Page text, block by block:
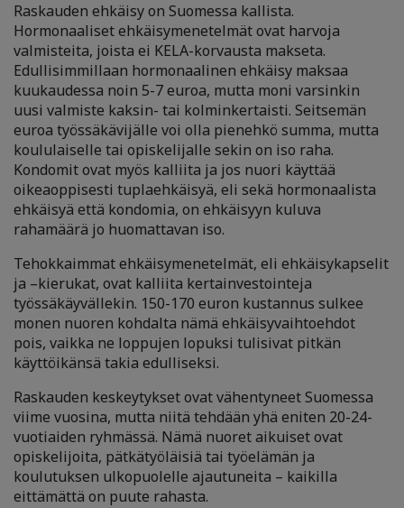
Raskauden ehkäisy on Suomessa kallista.
Hormonaaliset ehkäisymenetelmät ovat harvoja
valmisteita, joista ei KELA-korvausta makseta.
Edullisimmillaan hormonaalinen ehkäisy maksaa
kuukaudessa noin 5-7 euroa, mutta moni varsinkin
uusi valmiste kaksin- tai kolminkertaisti. Seitsemän
euroa työssäkävijälle voi olla pienehkö summa, mutta
koululaiselle tai opiskelijalle sekin on iso raha.
Kondomit ovat myös kalliita ja jos nuori käyttää
oikeaoppisesti tuplaehkäisyä, eli sekä hormonaalista
ehkäisyä että kondomia, on ehkäisyyn kuluva
rahamäärä jo huomattavan iso.
Tehokkaimmat ehkäisymenetelmät, eli ehkäisykapselit
ja –kierukat, ovat kalliita kertainvestointeja
työssäkäyvällekin. 150-170 euron kustannus sulkee
monen nuoren kohdalta nämä ehkäisyvaihtoehdot
pois, vaikka ne loppujen lopuksi tulisivat pitkän
käyttöikänsä takia edulliseksi.
Raskauden keskeytykset ovat vähentyneet Suomessa
viime vuosina, mutta niitä tehdään yhä eniten 20-24-
vuotiaiden ryhmässä. Nämä nuoret aikuiset ovat
opiskelijoita, pätkätyöläisiä tai työelämän ja
koulutuksen ulkopuolelle ajautuneita – kaikilla
eittämättä on puute rahasta.